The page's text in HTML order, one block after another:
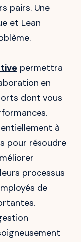
pairs. Une
et Lean
permettra
en
dont vous
à
pour résoudre
processus
de